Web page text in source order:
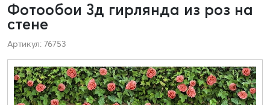
Фотообои 3д гирлянда из роз на
стене
Артикул: 76753